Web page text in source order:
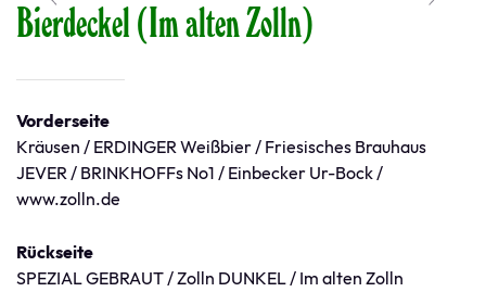
Bierdeckel (Im alten Zolln)
Vorderseite
Kräusen / ERDINGER Weißbier / Friesisches Brauhaus
JEVER / BRINKHOFFs No1 / Einbecker Ur-Bock /
www.zolln.de
Rückseite
SPEZIAL GEBRAUT / Zolln DUNKEL / Im alten Zolln